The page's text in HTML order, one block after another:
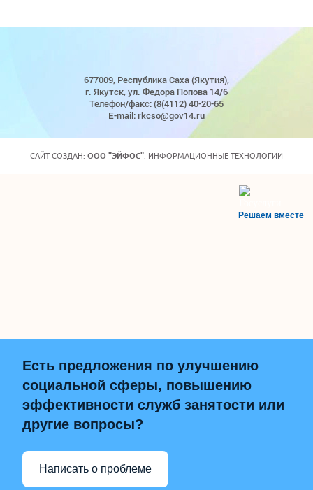
677009, Республика Саха (Якутия),
г. Якутск, ул. Федора Попова 14/6
Телефон/факс: (8(4112) 40-20-65
E-mail: rkcso@gov14.ru
САЙТ СОЗДАН: ООО "ЭЙФОС" . ИНФОРМАЦИОННЫЕ ТЕХНОЛОГИИ
Решаем вместе
Есть предложения по улучшению
социальной сферы, повышению
эффективности служб занятости или
другие вопросы?
Написать о проблеме